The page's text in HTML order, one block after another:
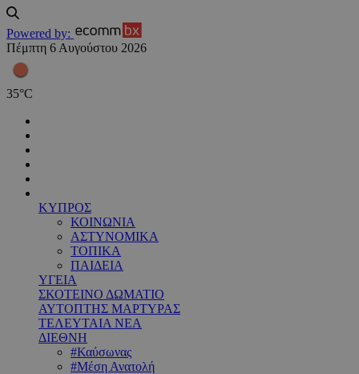
Powered by:
Πέμπτη 6 Αυγούστου 2026
35°C
ΚΥΠΡΟΣ
ΚΟΙΝΩΝΙΑ
ΑΣΤΥΝΟΜΙΚΑ
ΤΟΠΙΚΑ
ΠΑΙΔΕΙΑ
ΥΓΕΙΑ
ΣΚΟΤΕΙΝΟ ΔΩΜΑΤΙΟ
ΑΥΤΟΠΤΗΣ ΜΑΡΤΥΡΑΣ
ΤΕΛΕΥΤΑΙΑ ΝΕΑ
ΔΙΕΘΝΗ
#Καύσωνας
#Μέση Ανατολή